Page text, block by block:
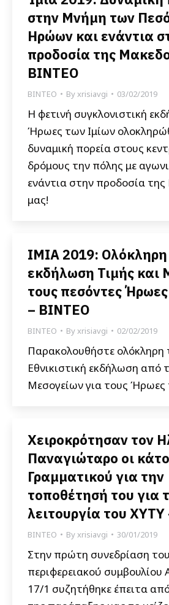
στην Μνήμη των
Ηρώων και ενάντια
προδοσία της
ΒΙΝΤΕΟ
ΒΙΝΤΕΟ Byxrisiavgi 03/02/2019
Η φετινή συγκλονιστική
Ήρωες των Ιμίων
δυναμική πορεία στους
δρόμους την πόλης με
ενάντια στην προδοσία
μας!
ΙΜΙΑ 2019:
εκδήλωση Τιμής και
τους πεσόντες
– ΒΙΝΤΕΟ
ΒΙΝΤΕΟ Byxrisiavgi 02/02/2019
Παρακολουθήστε ολόκληρη
Εθνικιστική εκδήλωση από
Μεσογείων για τους Ήρωες
Χειροκρότησαν τον
Παναγιώταρο οι
Γραμματικού για την
τοποθέτησή του για
λειτουργία του
ΒΙΝΤΕΟ Byxrisiavgi 30/01/2019
Στην πρώτη συνεδρίαση του
περιφερειακού συμβουλίου
17/1 συζητήθηκε έπειτα